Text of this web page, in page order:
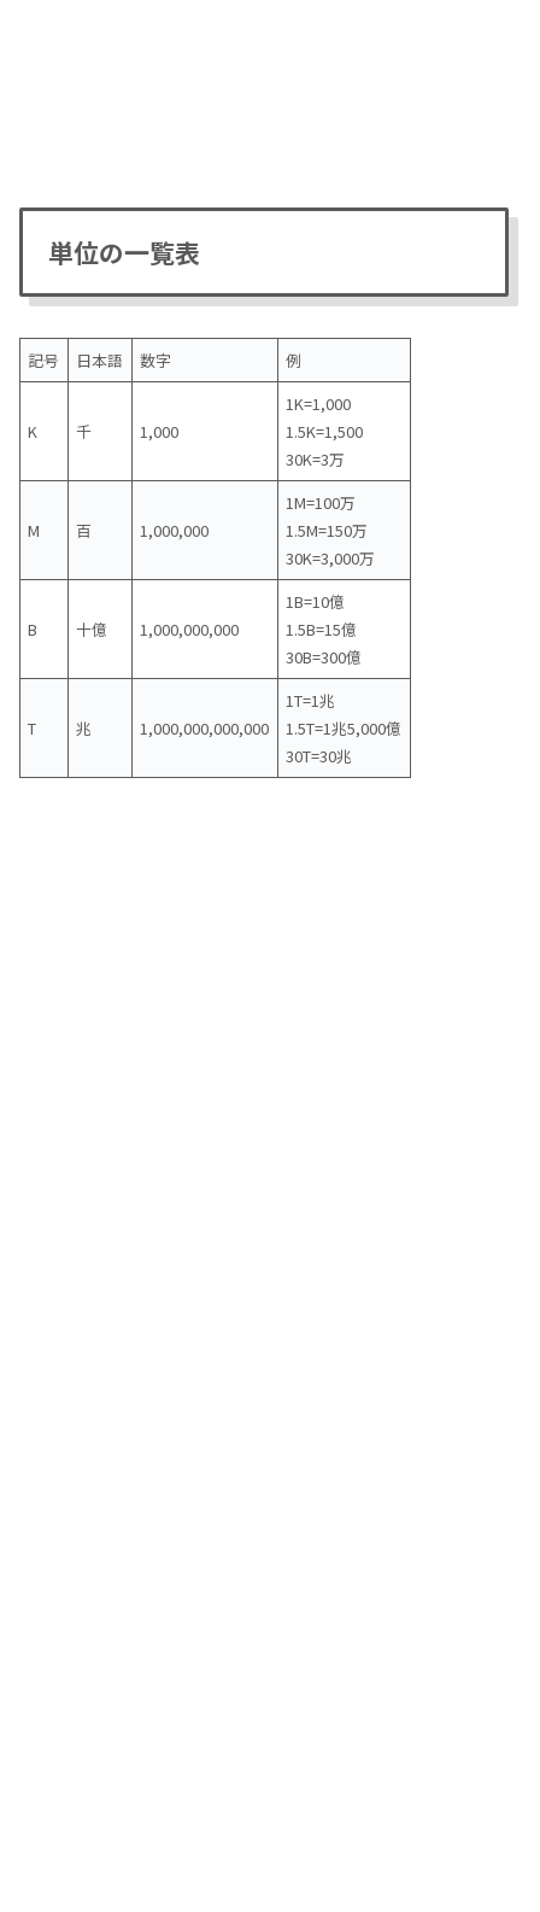
単位の一覧表
記号 日本語 数字 例
K 千 1,000
1K=1,000
1.5K=1,500
30K=3万
M 百 1,000,000
1M=100万
1.5M=150万
30K=3,000万
B 十億 1,000,000,000
1B=10億
1.5B=15億
30B=300億
T 兆 1,000,000,000,000
1T=1兆
1.5T=1兆5,000億
30T=30兆